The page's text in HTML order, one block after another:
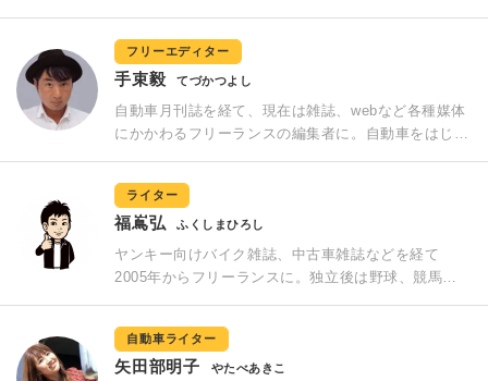
き。自動車専門誌や一般誌での執筆をはじめ、輸入車
関係の仕事などを幅広く手がけている。主な著書に
『P(プレミアム)ケータイ大図鑑』 (グリーンアロー出
版社)、『格安航空会社を使いこなせ! 』（マガジンボ
ックス）などがある。
フリーエディター
手束毅 てづかつよし
自動車月刊誌を経て、現在は雑誌、webなど各種媒体
にかかわるフリーランスの編集者に。自動車をはじ
などの各種媒体や、レストラン・飲食店業界にまで関
わっているいわば何でも屋。フットワークの軽さを活
かし全国の取材現場を飛び回り、あわせてその地方な
らではの食文化（＆酒文化）を追求することをテーマ
にしている。
ライター
福嶌弘 ふくしまひろし
ヤンキー向けバイク雑誌、中古車雑誌などを経て
2005年からフリーランスに。独立後は野球、競馬の
と各媒体で執筆中。仕事柄、遠方への取材も多く車で
の長距離移動は日常茶飯事。そのため車は小回りの利
くコンパクトカーを好む傾向アリ
自動車ライター
矢田部明子 やたべあきこ